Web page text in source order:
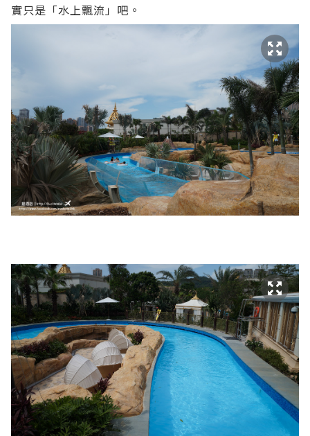
實只是「水上飄流」吧。